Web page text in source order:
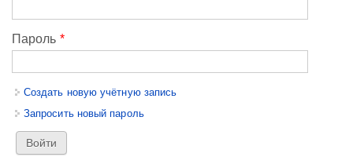
Пароль *
Создать новую учётную запись
Запросить новый пароль